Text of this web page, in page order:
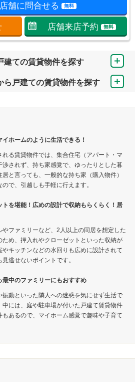
舗に問合せる 無料
店舗来店予約 無料
建ての賃貸物件を探す
ら戸建ての賃貸物件を探す
ホームのように生活できる！
る賃貸物件では、集合住宅（アパート・マ
されず、持ち家感覚で、ゆったりとした暮
と言っても、一般的な持ち家（購入物件）
で、引越しも手軽に行えます。
トを堪能！広めの設計で収納もらくらく！居
ファミリーなど、2人以上の同居を想定した
め、押入れやクローゼットといった収納が
キッチンなどの水回りも広めに設計されて
逃せないポイントです。
中のファミリーにもおすすめ
振動といった隣人への迷惑を気にせず生活で
中には、庭や駐車場が付いた戸建て賃貸物件
あるので、マイホーム感覚で趣味や子育て